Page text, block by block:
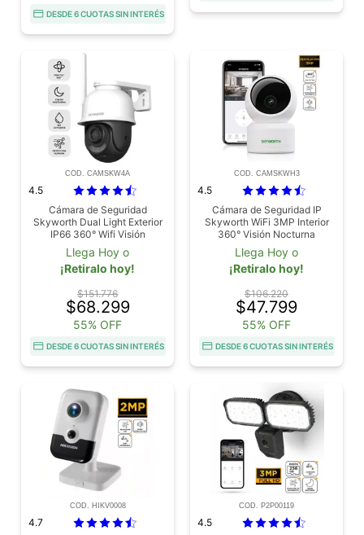
DESDE 6 CUOTAS SIN INTERÉS
COD. CAMSKW4A
4.5
Cámara de Seguridad
Skyworth Dual Light Exterior
IP66 360° Wifi Visión
Nocturna
Llega Hoy o
¡Retiralo hoy!
$151.776
$68.299
55% OFF
DESDE 6 CUOTAS SIN INTERÉS
COD. CAMSKWH3
4.5
Cámara de Seguridad IP
Skyworth WiFi 3MP Interior
360° Visión Nocturna
Llega Hoy o
¡Retiralo hoy!
$106.220
$47.799
55% OFF
DESDE 6 CUOTAS SIN INTERÉS
COD. HIKV0008
4.7
COD. P2P00119
4.5